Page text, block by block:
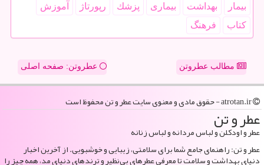
بیمار بهداشت بیماری پزشك رپورتاژ
آموزش
كتاب
فرهنگ
مطالب عطروتن عطروتن: صفحه اصلی
عطر و تن
عطر و اودکلن و لباس مردانه و لباس زنانه
عطر و تن: راهنمای جامع شما برای سلامتی، زیبایی و خوشبویی. از آخرین اخبار
دنیای بهداشت و سلامت تا معرفی عطرهای بی‌نظیر و ترندهای دنیای مد، همه چیز را